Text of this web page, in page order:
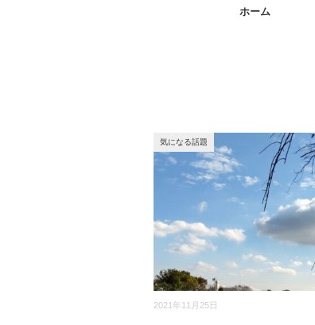
ホーム
2021年11月25日
気になる話題